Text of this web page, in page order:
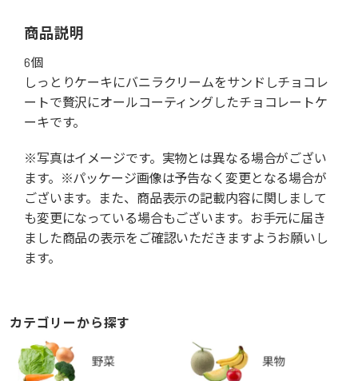
商品説明
6個
しっとりケーキにバニラクリームをサンドしチョコレ
ートで贅沢にオールコーティングしたチョコレートケ
ーキです。
※写真はイメージです。実物とは異なる場合がござい
ます。※パッケージ画像は予告なく変更となる場合が
ございます。また、商品表示の記載内容に関しまして
も変更になっている場合もございます。お手元に届き
ました商品の表示をご確認いただきますようお願いし
ます。
カテゴリーから探す